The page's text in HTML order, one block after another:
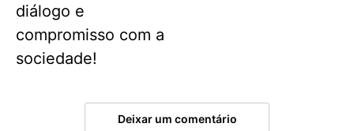
diálogo e
compromisso com a
sociedade!
Deixar um comentário